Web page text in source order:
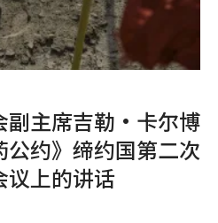
副主席吉勒·卡尔博
约》缔约国第二次
议上的讲话